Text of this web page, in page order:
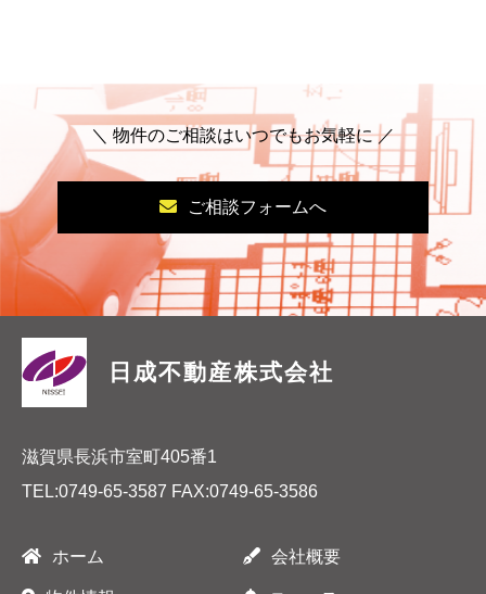
＼ 物件のご相談はいつでもお気軽に ／
ご相談フォームへ
日成不動産株式会社
滋賀県長浜市室町405番1
TEL:0749-65-3587 FAX:0749-65-3586
ホーム 会社概要